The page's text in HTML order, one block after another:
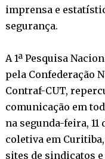
imprensa e
segurança.
A 1ª Pesquisa
pela Confederação
Contraf-CUT,
comunicação em
na segunda-feira,
coletiva em
sites de sindicatos